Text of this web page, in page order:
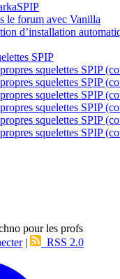
le forum avec Vanilla
d’installation
SPIP
squelettes SPIP
squelettes SPIP
squelettes SPIP
squelettes SPIP
squelettes SPIP
squelettes SPIP
pour les profs
| RSS 2.0